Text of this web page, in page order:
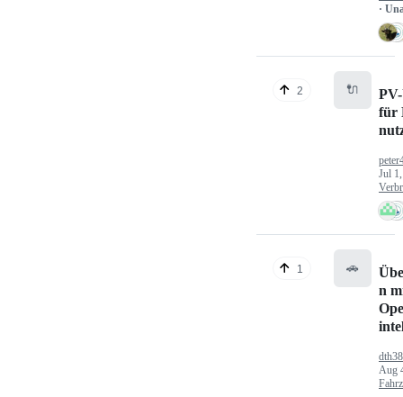
·
2 🔌
für
Jul
1 🚗
n
Aug